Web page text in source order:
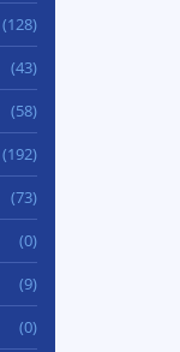
(128)
(43)
(58)
(192)
(73)
(0)
(9)
(0)